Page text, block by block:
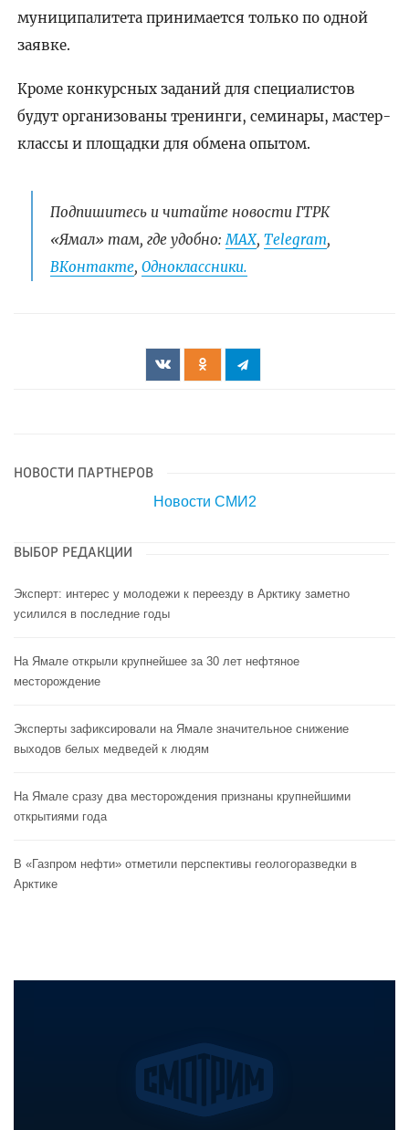
муниципалитета принимается только по одной
заявке.
Кроме конкурсных заданий для специалистов
будут организованы тренинги, семинары, мастер-
классы и площадки для обмена опытом.
Подпишитесь и читайте новости ГТРК
«Ямал» там, где удобно:МАХ, Telegram,
ВКонтакте, Одноклассники.
НОВОСТИ ПАРТНЕРОВ
Новости СМИ2
ВЫБОР РЕДАКЦИИ
Эксперт: интерес у молодежи к переезду в Арктику заметно
усилился в последние годы
На Ямале открыли крупнейшее за 30 лет нефтяное
месторождение
Эксперты зафиксировали на Ямале значительное снижение
выходов белых медведей к людям
На Ямале сразу два месторождения признаны крупнейшими
открытиями года
В «Газпром нефти» отметили перспективы геологоразведки в
Арктике